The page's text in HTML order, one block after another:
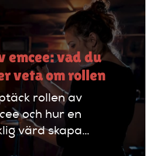
emcee: vad du
veta om rollen
rollen av
och hur en
värd skapar